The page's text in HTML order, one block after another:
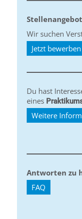
Wir suchen
Jetzt bewerben
Du hast
eines
Weitere
Antworten zu
FAQ